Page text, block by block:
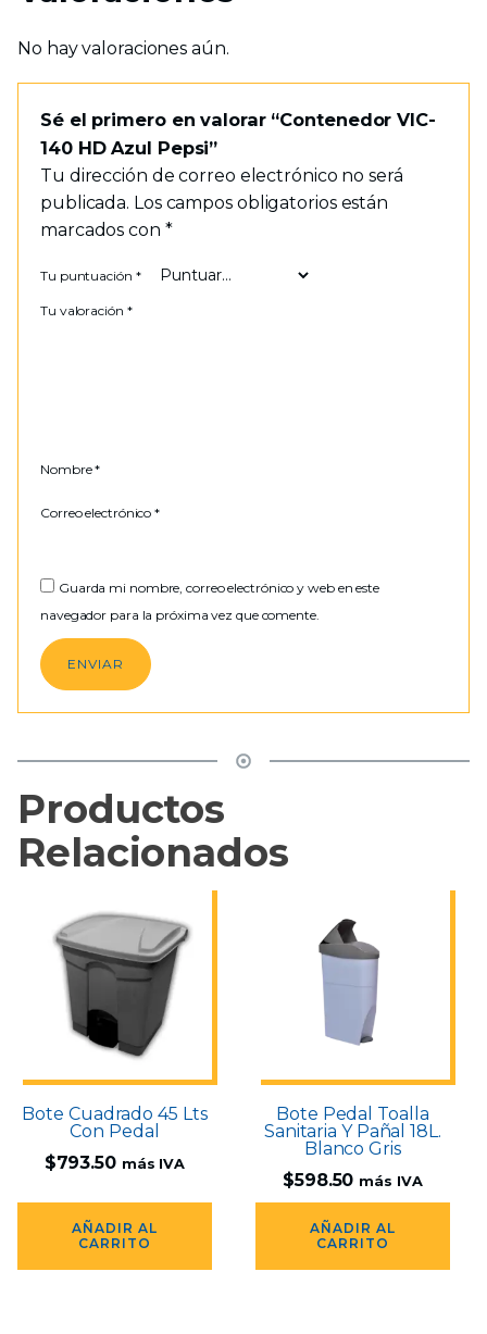
No hay valoraciones aún.
Sé el primero en valorar “Contenedor VIC-
140 HD Azul Pepsi”
Tu dirección de correo electrónico no será
publicada. Los campos obligatorios están
marcados con *
Tu puntuación *
Tu valoración *
Nombre*
Correo electrónico*
Guarda mi nombre, correo electrónico y web en este
navegador para la próxima vez que comente.
Productos
Relacionados
Bote Cuadrado 45 Lts
Con Pedal
$793.50 más IVA
AÑADIR AL
CARRITO
Bote Pedal Toalla
Sanitaria Y Pañal 18L.
Blanco Gris
$598.50 más IVA
AÑADIR AL
CARRITO